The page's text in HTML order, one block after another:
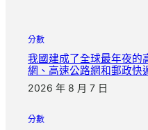
分數
我國建成了全球最年夜
網、高速公路網和郵政快
2026 年 8 月 7 日
分數